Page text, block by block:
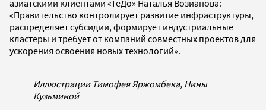
азиатскими клиентами «ТеДо» Наталья Возианова:
«Правительство контролирует развитие инфраструктуры,
распределяет субсидии, формирует индустриальные
кластеры и требует от компаний совместных проектов для
ускорения освоения новых технологий».
Иллюстрации Тимофея Яржомбека, Нины
Кузьминой